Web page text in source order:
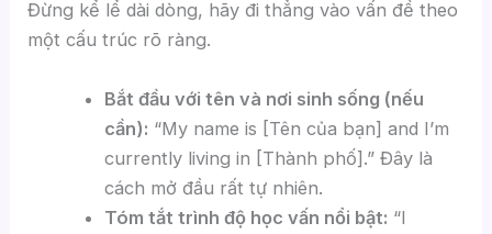
Đừng kể lể dài dòng, hãy đi thẳng vào vấn đề theo
một cấu trúc rõ ràng.
Bắt đầu với tên và nơi sinh sống (nếu
cần): “My name is [Tên của bạn] and I’m
currently living in [Thành phố].” Đây là
cách mở đầu rất tự nhiên.
Tóm tắt trình độ học vấn nổi bật: “I